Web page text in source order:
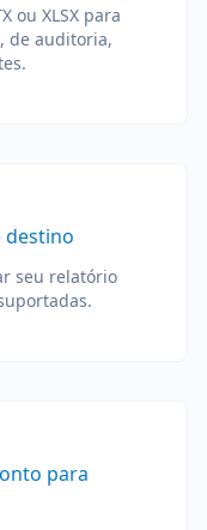
ou XLSX para
de auditoria,
destino
seu relatório
para